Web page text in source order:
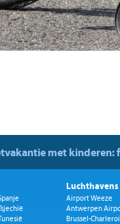
met kinderen:
Luchthavens
Airport Weeze
Antwerpen
Brussel-